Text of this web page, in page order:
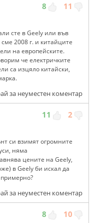
8 11
сте в Geely или във
2008 г. и китайците
на европейските.
че електричките
са изцяло китайски,
за неуместен коментар
11 2
си взимят огромните
няма
цените на Geely,
в Geely би искал да
за неуместен коментар
8 10